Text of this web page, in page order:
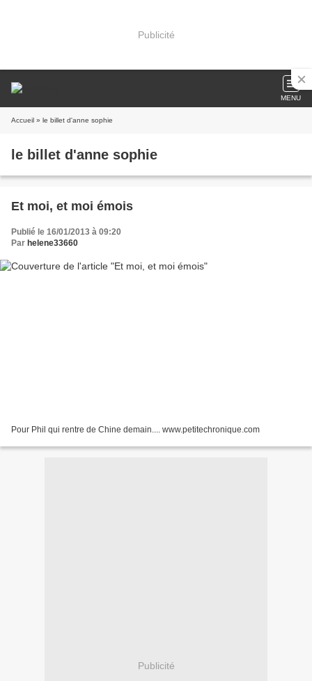
Publicité
MENU
Accueil » le billet d'anne sophie
le billet d'anne sophie
Et moi, et moi émois
Publié le 16/01/2013 à 09:20
Par helene33660
Pour Phil qui rentre de Chine demain.... www.petitechronique.com
Publicité